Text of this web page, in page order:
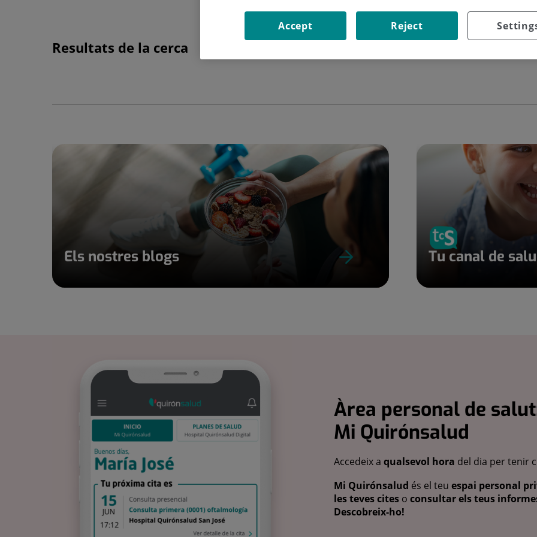
Cercar
Resultats de la cerca
Els nostres blogs Tu canal de
Àrea personal de
Mi Quirónsalud
Accedeix a qualsevol hora del dia per tenir
Mi Quirónsalud és el teu espai personal
les teves cites o consultar els teus
Descobreix-ho!
Reject
Accept